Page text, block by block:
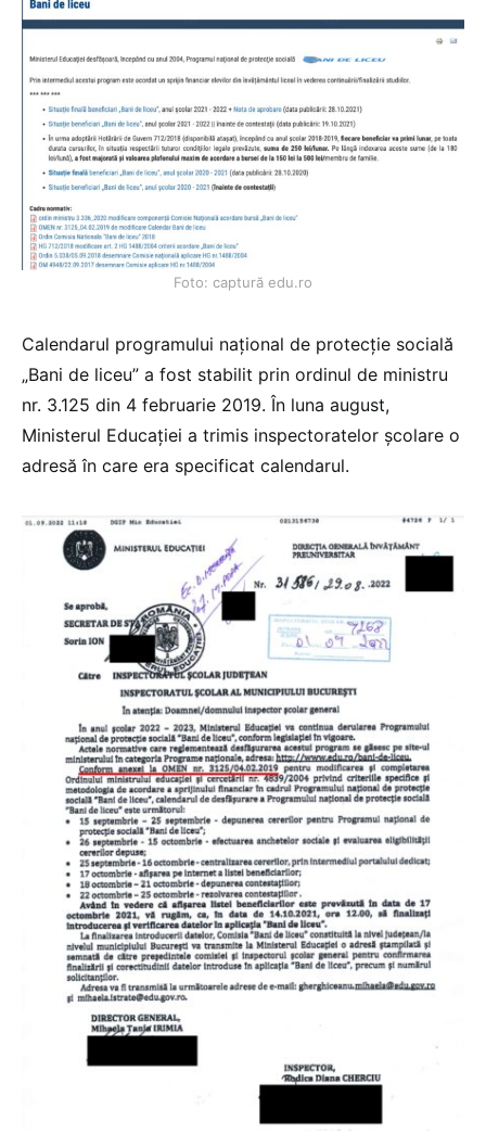
Foto: captură edu.ro
Calendarul programului național de protecție socială
„Bani de liceu” a fost stabilit prin ordinul de ministru
nr. 3.125 din 4 februarie 2019. În luna august,
Ministerul Educației a trimis inspectoratelor școlare o
adresă în care era specificat calendarul.